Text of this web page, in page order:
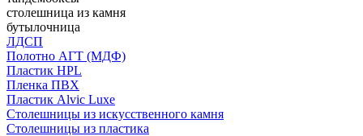
столешница из камня
бутылочница
ЛДСП
Полотно АГТ (МДФ)
Пластик HPL
Пленка ПВХ
Пластик Alvic Luxe
Столешницы из искусственного камня
Столешницы из пластика